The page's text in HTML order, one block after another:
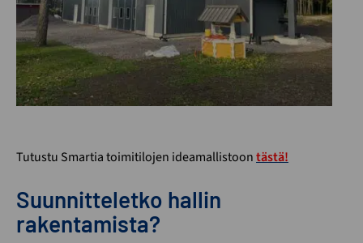
Tutustu Smartia toimitilojen ideamallistoontästä!
Suunnitteletko hallin
rakentamista?